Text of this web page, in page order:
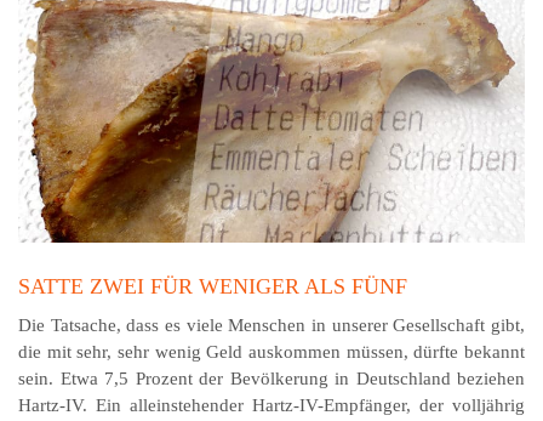
SATTE ZWEI FÜR WENIGER ALS FÜNF
Die Tatsache, dass es viele Menschen in unserer Gesellschaft gibt,
die mit sehr, sehr wenig Geld auskommen müssen, dürfte bekannt
sein. Etwa 7,5 Prozent der Bevölkerung in Deutschland beziehen
Hartz-IV. Ein alleinstehender Hartz-IV-Empfänger, der volljährig